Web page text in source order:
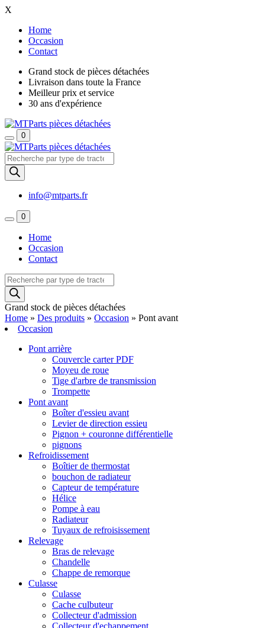
X
Home
Occasion
Contact
Grand stock de pièces détachées
Livraison dans toute la France
Meilleur prix et service
30 ans d'expérience
0
Recherche
de
produits
info@mtparts.fr
0
Home
Occasion
Contact
Recherche
de
produits
Grand stock de pièces détachées
Home » Des produits » Occasion » Pont avant
Occasion
Pont arrière
Couvercle carter PDF
Moyeu de roue
Tige d'arbre de transmission
Trompette
Pont avant
Boîter d'essieu avant
Levier de direction essieu
Pignon + couronne différentielle
pignons
Refroidissement
Boîtier de thermostat
bouchon de radiateur
Capteur de température
Hélice
Pompe à eau
Radiateur
Tuyaux de refroisissement
Relevage
Bras de relevage
Chandelle
Chappe de remorque
Culasse
Culasse
Cache culbuteur
Collecteur d'admission
Collecteur d'echappement